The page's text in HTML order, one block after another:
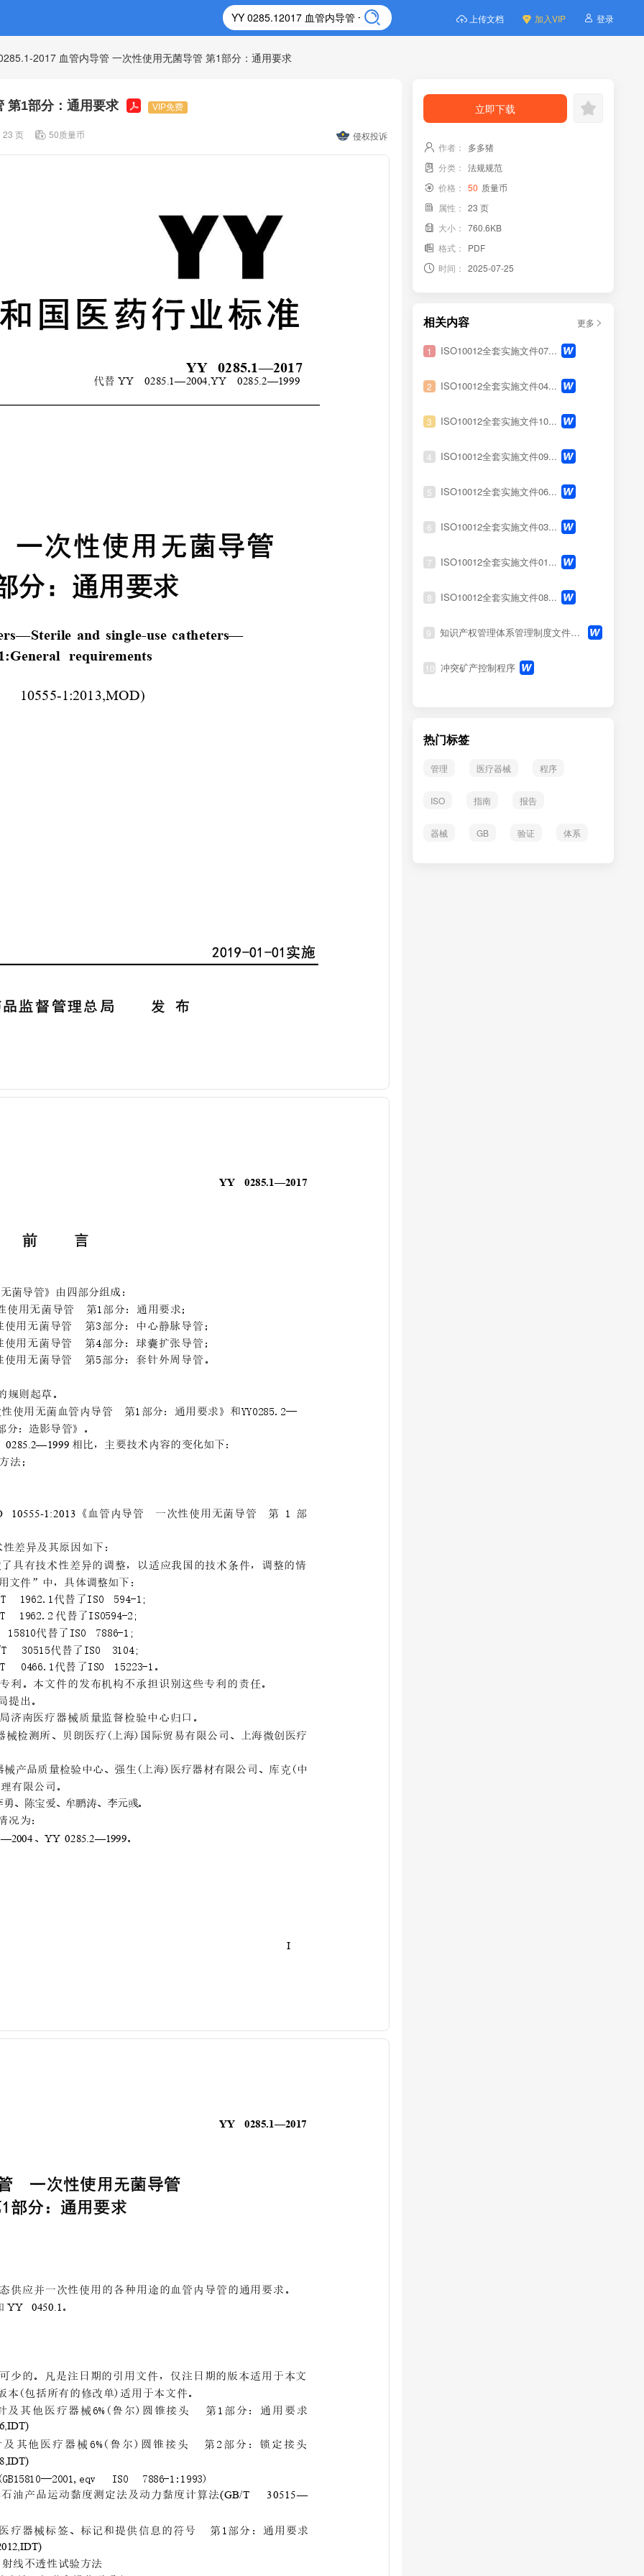
上传文档 加入VIP 登录
2017 血管内导管 一次性使用无菌导管 第1部分：通用要求
第1部分：通用要求 VIP免费
23 页 50质量币 侵权投诉
和 国 医 药行业标准
YY 0285.1—2017
代替 YY 0285.1—2004,YY 0285.2—1999
次性使用无菌导管
分：通用 要求
and single-use catheters—
eral requirements
10555-1:2013,MOD)
01-01实施
品 监督 管理总 局 发 布
I
YY 0285.1—2017
前 言
菌导管》由四部分组成：
使用无菌导管 第1部 分：通用要 求；
使 用 无 菌 导管 第3 部 分 ： 中 心 静脉 导 管 ；
使用 无 菌 导管 第4部 分 ： 球囊扩张 导 管 ；
使用 无 菌 导管 第5 部 分 ： 套针 外 周 导 管 。
规则起草。
性使用 无菌 血 管 内 导 管 第1 部分 ： 通 用 要求 》 和 YY0285 .2—
分 ：造影导管》
。
0285.2—1999 相比，主要技术内容的变化如 下：
法；
10555-1 :2013 《血管内导管 一次性使用无菌导管 第 1 部
性差异及其原 因如下：
具有技术性差异的调整，以 适应我国的技术条件，调整的情
用文件 ”中， 具体调整如下：
T 1962. 1 代替 了 I SO 594-1;
T 1 962 .2 代 替 了I SO594-2 ;
15810代 替 了 ISO 7886-1 ;
3051 5代 替 了 ISO 31 04;
T 0466. 1代替 了 ISO 15223-1 。
利。本文件的发布机构不承担识别这些专利的责任。
提出。
济南医疗器械质量监督检验中心归口。
械检测所、贝朗医疗(上海)国际贸易有限公司、上海微创医疗
械产品质量检验中心、强生( 上海)医疗器材有限公司、库 克(中
有限公司。
勇 、 陈宝爱、 牟鹏涛、 李元彧。
况为：
004 、YY 0285.2—1999。
YY 0285.1—2017
一次性使用无菌导管
部分：通用要求
供应并一次性使 用的各种用途的血管内导管的通用要求。
YY 0450.1 。
少的。凡是注日期的引用文件，仅 注日期的版本适用于本文
本(包括所有的修改单)适用于本文件。
及 其 他 医 疗 器 械 6% ( 鲁 尔 ) 圆 锥接 头 第 1 部 分 ： 通 用 要 求
,IDT)
其他医疗器械 6%(鲁尔 )圆锥接头 第2部分：锁定接头
—2001, eqv ISO 7886-1:1 993)
油产品运动黏度测定 法及动力黏度计算法(GB/T 30515—
疗器械标签、标记和提供信息的符号 第1部分：通用要 求
,IDT)
射线不透 性试验方法
立即下载
作者：
多多猪
分类： 法规规范
价格： 50 质量币
属性： 23 页
大小： 760.6KB
格式：
PDF
时间： 2025-07-25
相关内容 更多
1 ISO10012全套实施文件07...
2 ISO10012全套实施文件04...
3 ISO10012全套实施文件10...
4 ISO10012全套实施文件09...
5 ISO10012全套实施文件06...
6 ISO10012全套实施文件03...
7 ISO10012全套实施文件01...
8 ISO10012全套实施文件08...
9 知识产权管理体系管理制度文件与控...
10 冲突矿产控制程序
热门标签
管理 医疗器械 程序
ISO 指南 报告
器械 GB 验证 体系